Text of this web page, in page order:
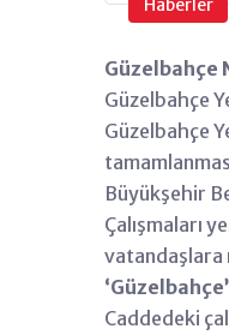
Haberler
Güzelbahçe
Güzelbahçe
Güzelbahçe
Büyükşehir
Çalışmaları
vatandaşlara
Caddedeki